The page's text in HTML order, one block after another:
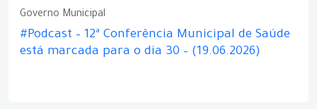
Governo Municipal
#Podcast – 12ª Conferência Municipal de Saúde
está marcada para o dia 30 – (19.06.2026)